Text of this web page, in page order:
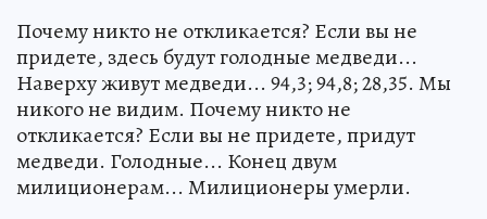
Почему никто не откликается? Если вы не
придете, здесь будут голодные медведи...
Наверху живут медведи... 94,3; 94,8; 28,35. Мы
никого не видим. Почему никто не
откликается? Если вы не придете, придут
медведи. Голодные... Конец двум
милиционерам... Милиционеры умерли.